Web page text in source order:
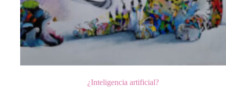
¿Inteligencia artificial?